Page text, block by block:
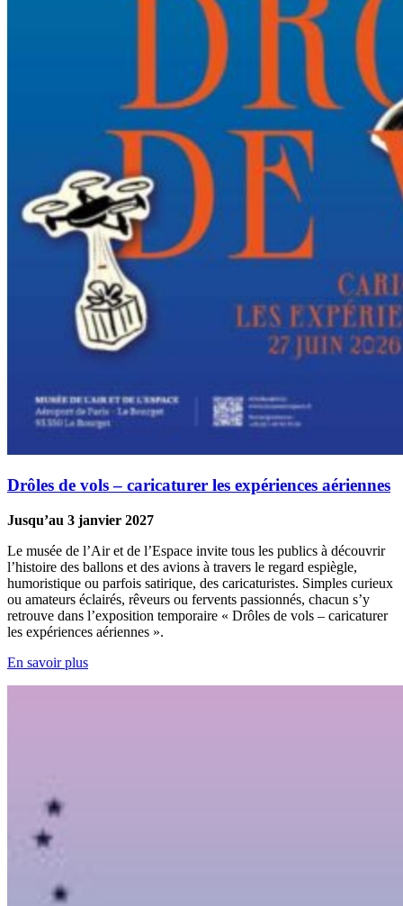
Drôles de vols – caricaturer les expériences aériennes
Jusqu’au 3 janvier 2027
Le musée de l’Air et de l’Espace invite tous les publics à découvrir
l’histoire des ballons et des avions à travers le regard espiègle,
humoristique ou parfois satirique, des caricaturistes. Simples curieux
ou amateurs éclairés, rêveurs ou fervents passionnés, chacun s’y
retrouve dans l’exposition temporaire « Drôles de vols – caricaturer
les expériences aériennes ».
En savoir plus